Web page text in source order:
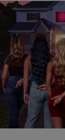
waardoor
te missen.